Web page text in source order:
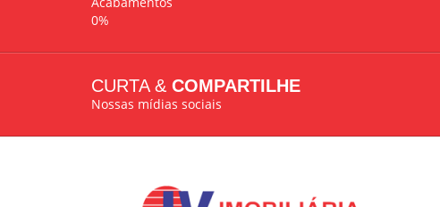
0%
CURTA & COMPARTILHE
Nossas mídias sociais